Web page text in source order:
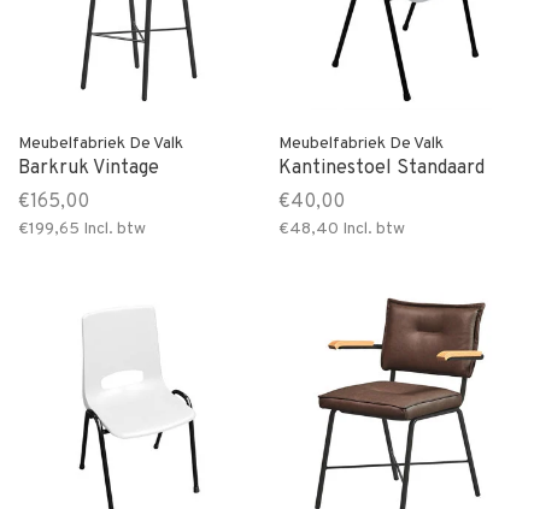
Meubelfabriek De Valk
Barkruk Vintage
€165,00
€199,65 Incl. btw
Meubelfabriek De Valk
Kantinestoel Standaard
€40,00
€48,40 Incl. btw